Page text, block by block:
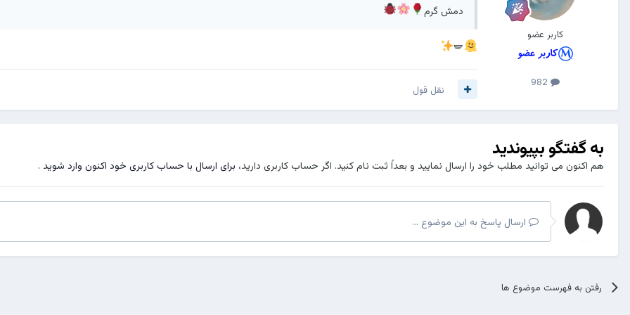
کاربر عضو
دمش گرم
🪽
نقل قول
به گفتگو بپیوندید
هم اکنون می توانید مطلب خود را ارسال نمایید و بعداً ثبت نام کنید. اگر حساب کاربری دارید، برای ارسال با حساب کاربری خود اکنون وارد شوید .
ارسال پاسخ به این موضوع ...
رفتن به فهرست موضوع ها